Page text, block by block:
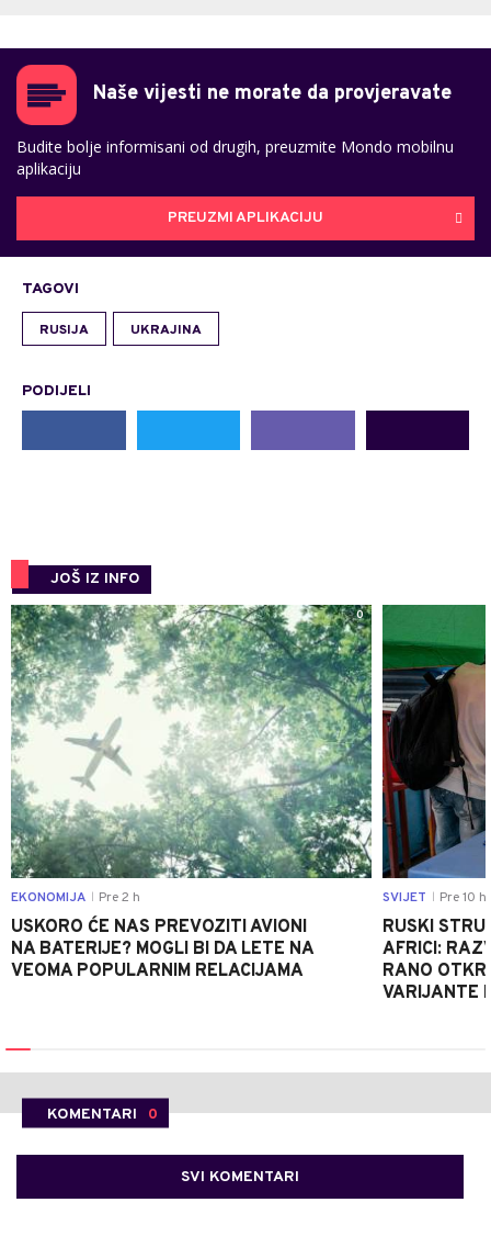
Naše vijesti ne morate da provjeravate
Budite bolje informisani od drugih, preuzmite Mondo mobilnu
aplikaciju
PREUZMI APLIKACIJU
TAGOVI
RUSIJA UKRAJINA
PODIJELI
JOŠ IZ INFO
0
EKONOMIJA Pre 2 h
USKORO ĆE NAS PREVOZITI AVIONI
NA BATERIJE? MOGLI BI DA LETE NA
VEOMA POPULARNIM RELACIJAMA
SVIJET Pre 10 h
RUSKI
AFRICI:
RANO
VARIJANTE
KOMENTARI 0
SVI KOMENTARI